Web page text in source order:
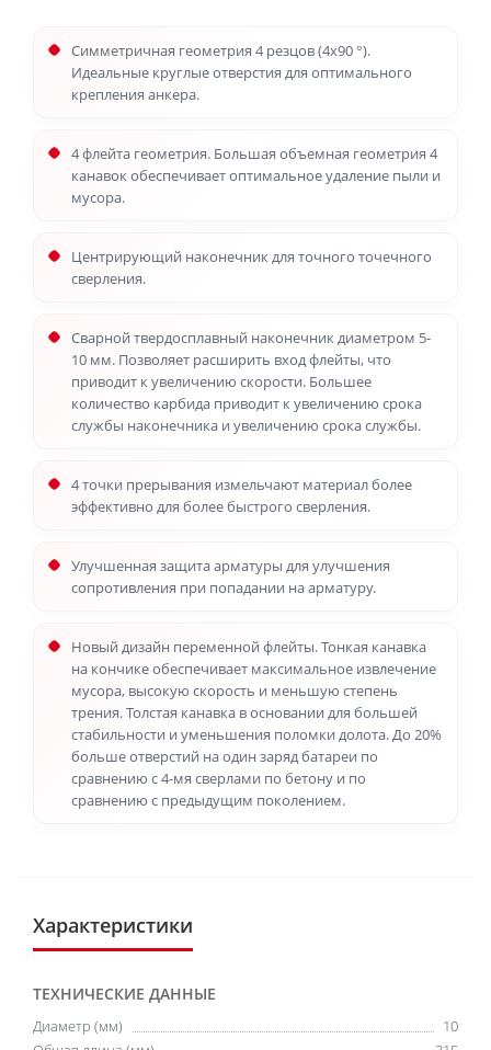
Симметричная геометрия 4 резцов (4x90 °).
Идеальные круглые отверстия для оптимального
крепления анкера.
4 флейта геометрия. Большая объемная геометрия 4
канавок обеспечивает оптимальное удаление пыли и
мусора.
Центрирующий наконечник для точного точечного
сверления.
Сварной твердосплавный наконечник диаметром 5-
10 мм. Позволяет расширить вход флейты, что
приводит к увеличению скорости. Большее
количество карбида приводит к увеличению срока
службы наконечника и увеличению срока службы.
4 точки прерывания измельчают материал более
эффективно для более быстрого сверления.
Улучшенная защита арматуры для улучшения
сопротивления при попадании на арматуру.
Новый дизайн переменной флейты. Тонкая канавка
на кончике обеспечивает максимальное извлечение
мусора, высокую скорость и меньшую степень
трения. Толстая канавка в основании для большей
стабильности и уменьшения поломки долота. До 20%
больше отверстий на один заряд батареи по
сравнению с 4-мя сверлами по бетону и по
сравнению с предыдущим поколением.
Характеристики
ТЕХНИЧЕСКИЕ ДАННЫЕ
Диаметр (мм)
10